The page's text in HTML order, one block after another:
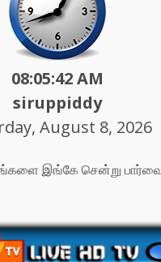
08:05:44 AM
siruppiddy
August 8, 2026
இங்கே சென்று